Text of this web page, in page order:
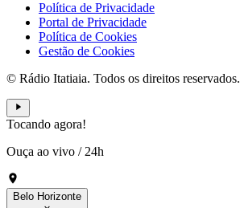
Política de Privacidade
Portal de Privacidade
Política de Cookies
Gestão de Cookies
© Rádio Itatiaia. Todos os direitos reservados.
Tocando agora!
Ouça ao vivo / 24h
Belo Horizonte